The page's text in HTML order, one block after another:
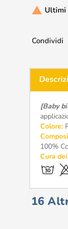
 Ultimi
Condividi
[Baby
Colore:
100%
Cura
16